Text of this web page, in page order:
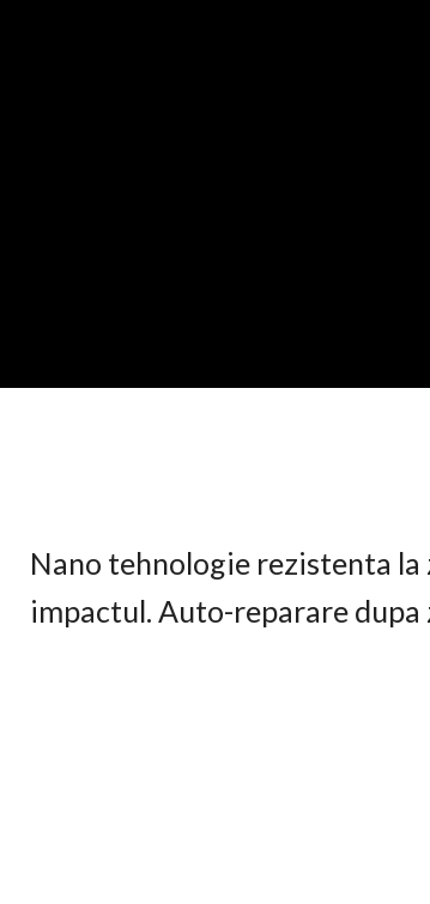
Nano tehnologie rezistenta
impactul. Auto-reparare